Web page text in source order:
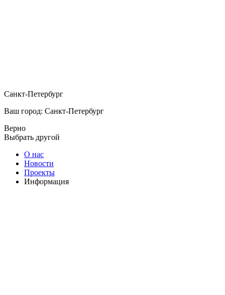
Санкт-Петербург
Ваш город: Санкт-Петербург
Верно
Выбрать другой
О нас
Новости
Проекты
Информация